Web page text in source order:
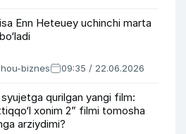
Enn Heteuey uchinchi marta
biznes 09:35 / 22.06.2026
syujetga qurilgan yangi film:
xonim 2” filmi tomosha
arziydimi?